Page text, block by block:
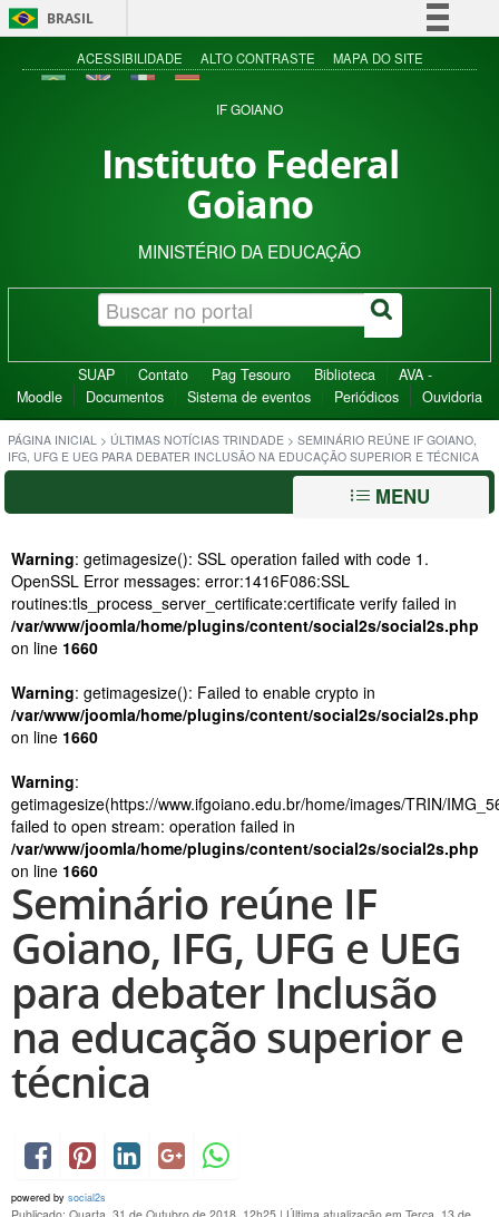
BRASIL
Simplifique!
Acesso à informação
ACESSIBILIDADE ALTO CONTRASTE MAPA DO SITE
IF GOIANO
Instituto Federal
Goiano
MINISTÉRIO DA EDUCAÇÃO
SUAP Contato Pag Tesouro Biblioteca
AVA -
Moodle
Documentos Sistema de eventos Periódicos Ouvidoria
PÁGINA INICIAL > ÚLTIMAS NOTÍCIAS TRINDADE > SEMINÁRIO REÚNE IF GOIANO,
IFG, UFG E UEG PARA DEBATER INCLUSÃO NA EDUCAÇÃO SUPERIOR E TÉCNICA
MENU
Warning: getimagesize(): SSL operation failed with code 1.
OpenSSL Error messages: error:1416F086:SSL
routines:tls_process_server_certificate:certificate verify failed in
/var/www/joomla/home/plugins/content/social2s/social2s.php
on line 1660
Warning: getimagesize(): Failed to enable crypto in
/var/www/joomla/home/plugins/content/social2s/social2s.php
on line 1660
Warning:
getimagesize(https://www.ifgoiano.edu.br/home/images/TRIN/
failed to open stream: operation failed in
/var/www/joomla/home/plugins/content/social2s/social2s.php
on line 1660
Seminário reúne IF
Goiano, IFG, UFG e UEG
para debater Inclusão
na educação superior e
técnica
powered by social2s